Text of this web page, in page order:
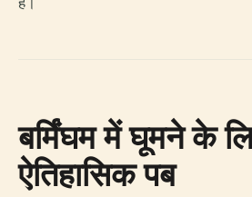
बर्मिंघम में घूमने के
ऐतिहासिक पब